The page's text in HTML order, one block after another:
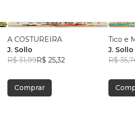
A COSTUREIRA
J. Sollo
R$ 31,99R$ 25,32
Comprar
Tico e
J. Sollo
R$